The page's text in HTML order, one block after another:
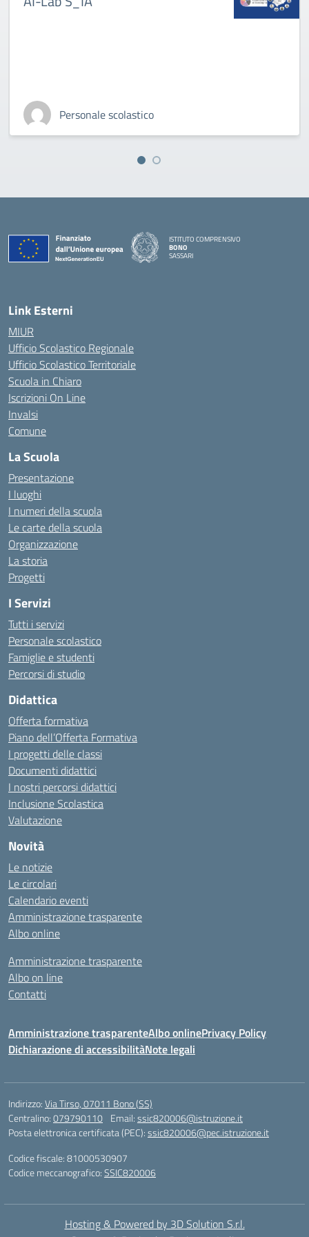
Personale scolastico
ISTITUTO COMPRENSIVO
BONO
SASSARI
Link Esterni
MIUR
Ufficio Scolastico Regionale
Ufficio Scolastico Territoriale
Scuola in Chiaro
Iscrizioni On Line
Invalsi
Comune
La Scuola
Presentazione
I luoghi
I numeri della scuola
Le carte della scuola
Organizzazione
La storia
Progetti
I Servizi
Tutti i servizi
Personale scolastico
Famiglie e studenti
Percorsi di studio
Didattica
Offerta formativa
Piano dell’Offerta Formativa
I progetti delle classi
Documenti didattici
I nostri percorsi didattici
Inclusione Scolastica
Valutazione
Novità
Le notizie
Le circolari
Calendario eventi
Amministrazione trasparente
Albo online
Amministrazione trasparente
Albo on line
Contatti
Amministrazione trasparenteAlbo onlinePrivacy Policy
Dichiarazione di accessibilitàNote legali
Indirizzo:Via Tirso, 07011 Bono (SS)
Centralino:079790110 Email:ssic820006@istruzione.it
Posta elettronica certificata (PEC):ssic820006@pec.istruzione.it
Codice fiscale: 81000530907
Codice meccanografico:SSIC820006
Hosting & Powered by 3D Solution S.r.l.